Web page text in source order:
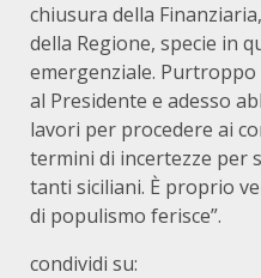
chiusura della
della Regione, specie in
emergenziale.
al Presidente e adesso
lavori per procedere ai
termini di incertezze per
tanti siciliani. È proprio
di populismo ferisce”.
condividi su: